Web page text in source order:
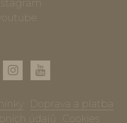
youtube
Doprava a platba
údajů
Cookies